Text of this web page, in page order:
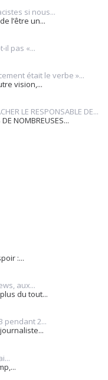
si nous...
l’être un...
il pas «...
était le verbe »...
vision,...
LE RESPONSABLE DE...
DE NOMBREUSES...
:...
aux...
du tout...
pendant 2...